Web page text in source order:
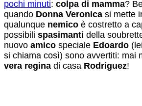
pochi minuti: colpa di mamma?
quando Donna Veronica si mette
qualunque nemico è costretto a
possibili spasimanti della
nuovo amico speciale Edoardo
si chiama così) sono avvertiti: mai
vera regina di casa Rodriguez!